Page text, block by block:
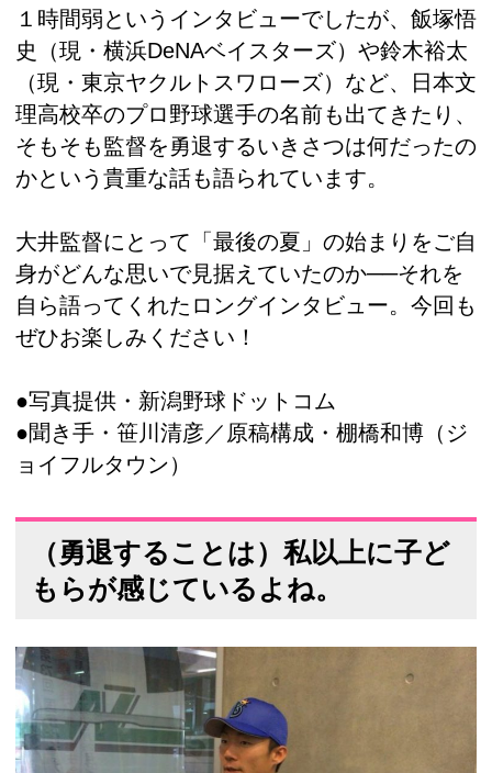
１時間弱というインタビューでしたが、飯塚悟
史（現・横浜DeNAベイスターズ）や鈴木裕太
（現・東京ヤクルトスワローズ）など、日本文
理高校卒のプロ野球選手の名前も出てきたり、
そもそも監督を勇退するいきさつは何だったの
かという貴重な話も語られています。
大井監督にとって「最後の夏」の始まりをご自
身がどんな思いで見据えていたのか──それを
自ら語ってくれたロングインタビュー。今回も
ぜひお楽しみください！
●写真提供・新潟野球ドットコム
●聞き手・笹川清彦／原稿構成・棚橋和博（ジ
ョイフルタウン）
（勇退することは）私以上に子ど
もらが感じているよね。